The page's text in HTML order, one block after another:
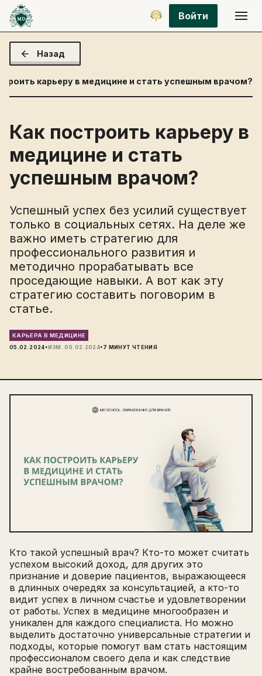
Войти
Назад
карьеру в медицине и стать успешным врачом?
Как построить карьеру в
медицине и стать
успешным врачом?
Успешный успех без усилий существует
только в социальных сетях. На деле же
важно иметь стратегию для
профессионального развития и
методично прорабатывать все
проседающие навыки. А вот как эту
стратегию составить поговорим в
статье.
КАРЬЕРА В МЕДИЦИНЕ
05.02.2024·ИЗМ.05.02.2024·7 МИНУТ ЧТЕНИЯ
Кто такой успешный врач? Кто-то может считать
успехом высокий доход, для других это
признание и доверие пациентов, выражающееся
в длинных очередях за консультацией, а кто-то
видит успех в личном счастье и удовлетворении
от работы. Успех в медицине многообразен и
уникален для каждого специалиста. Но можно
выделить достаточно универсальные стратегии и
подходы, которые помогут вам стать настоящим
профессионалом своего дела и как следствие
крайне востребованным врачом.